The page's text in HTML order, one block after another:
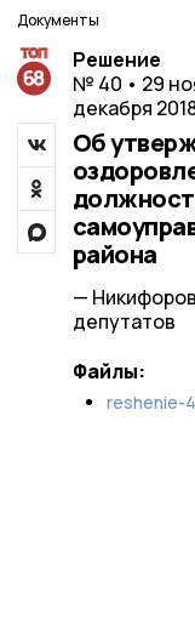
Документы
Решение
№ 40 • 29
декабря
Об
района
—
депутатов
Файлы:
reshenie-